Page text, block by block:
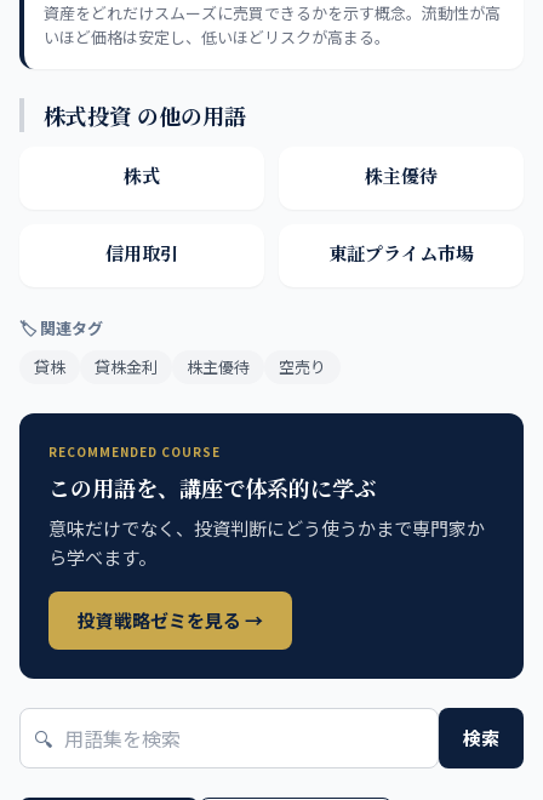
資産をどれだけスムーズに売買できるかを示す概念。流動性が高
いほど価格は安定し、低いほどリスクが高まる。
株式投資 の他の用語
株式 株主優待
信用取引 東証プライム市場
🏷 関連タグ
貸株
貸株金利 株主優待 空売り
RECOMMENDED COURSE
この用語を、講座で体系的に学ぶ
意味だけでなく、投資判断にどう使うかまで専門家か
ら学べます。
投資戦略ゼミを見る →
🔍 検索